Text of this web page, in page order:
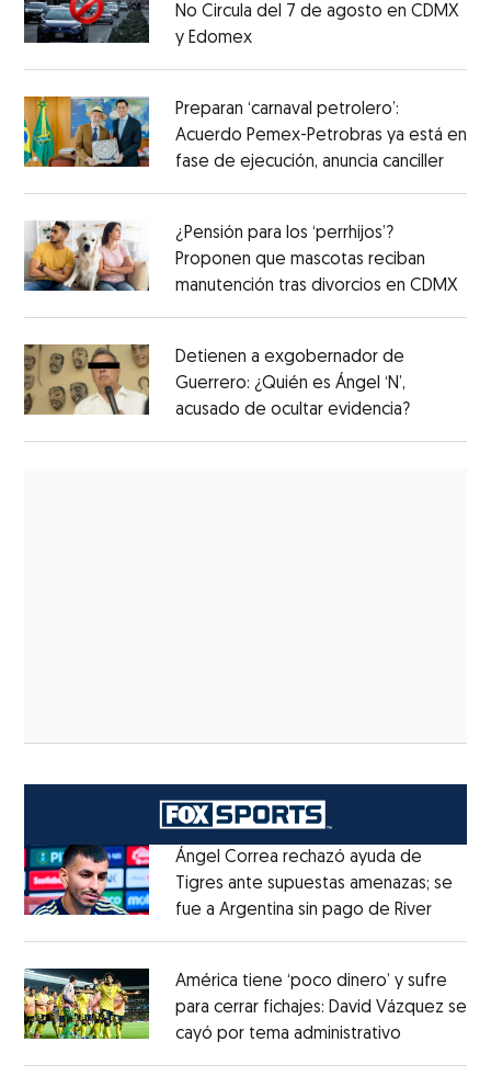
No Circula del 7 de agosto en CDMX
y Edomex
Preparan ‘carnaval petrolero’:
Acuerdo Pemex-Petrobras ya está en
fase de ejecución, anuncia canciller
¿Pensión para los ‘perrhijos’?
Proponen que mascotas reciban
manutención tras divorcios en CDMX
Detienen a exgobernador de
Guerrero: ¿Quién es Ángel ‘N’,
acusado de ocultar evidencia?
Ángel Correa rechazó ayuda de
Tigres ante supuestas amenazas; se
fue a Argentina sin pago de RiverOpens
América tiene ‘poco dinero’ y sufre
para cerrar fichajes: David Vázquez se
cayó por tema administrativo